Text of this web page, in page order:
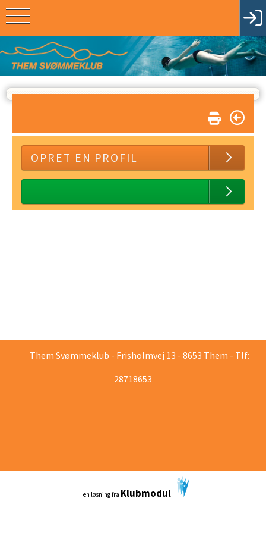
OPRET EN PROFIL
Them Svømmeklub - Frisholmvej 13 - 8653 Them - Tlf:
28718653
en løsning fra Klubmodul